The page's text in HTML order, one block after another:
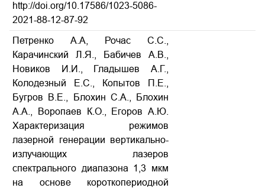
http://doi.org/10.17586/1023-5086-
2021-88-12-87-92
Петренко А.А, Рочас С.С.,
Карачинский Л.Я., Бабичев А.В.,
Новиков И.И., Гладышев А.Г.,
Колодезный Е.С., Копытов П.Е.,
Бугров В.Е., Блохин С.А., Блохин
А.А., Воропаев К.О., Егоров А.Ю.
Характеризация режимов
лазерной генерации вертикально-
излучающих лазеров
спектрального диапазона 1,3 мкм
на основе короткопериодной